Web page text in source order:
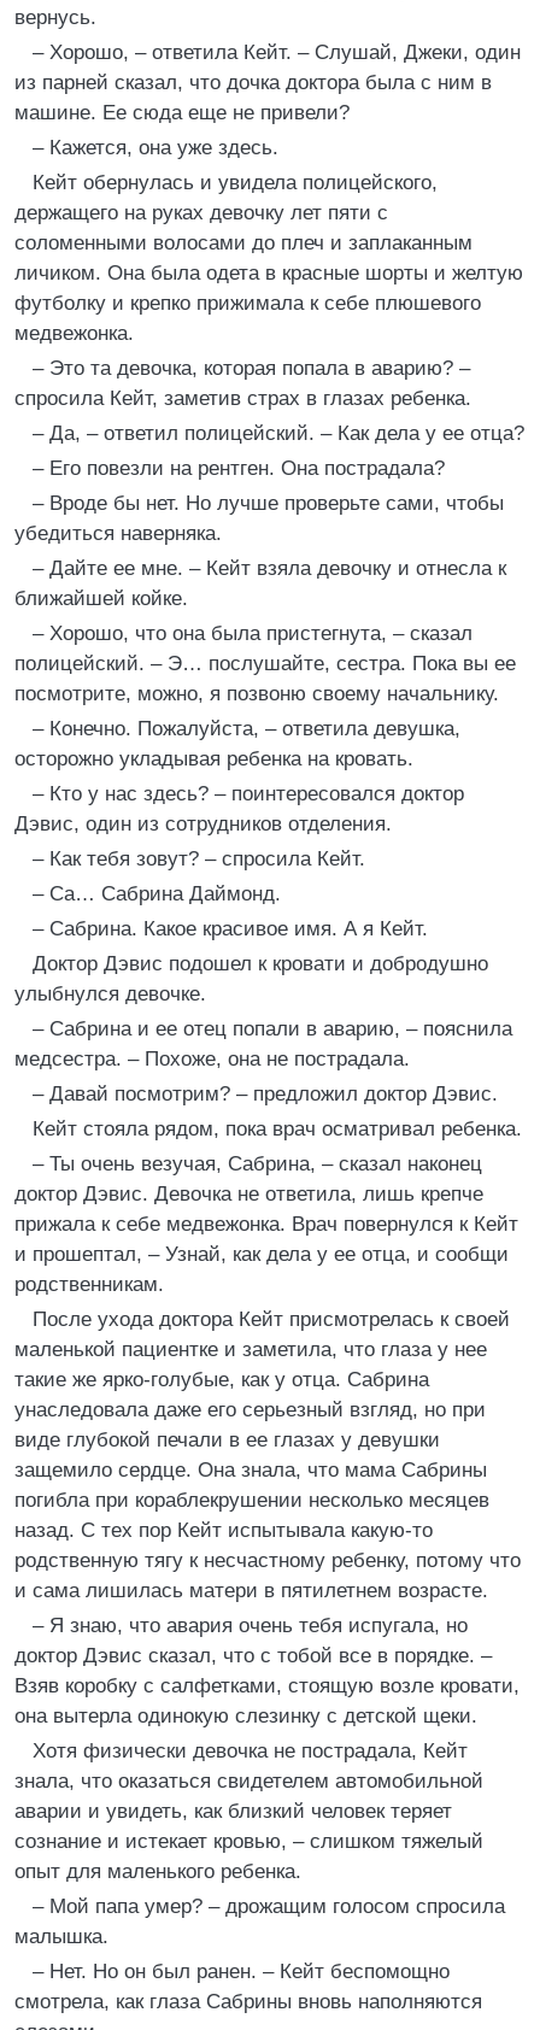
вернусь.
– Хорошо, – ответила Кейт. – Слушай, Джеки, один
из парней сказал, что дочка доктора была с ним в
машине. Ее сюда еще не привели?
– Кажется, она уже здесь.
Кейт обернулась и увидела полицейского,
держащего на руках девочку лет пяти с
соломенными волосами до плеч и заплаканным
личиком. Она была одета в красные шорты и желтую
футболку и крепко прижимала к себе плюшевого
медвежонка.
– Это та девочка, которая попала в аварию? –
спросила Кейт, заметив страх в глазах ребенка.
– Да, – ответил полицейский. – Как дела у ее отца?
– Его повезли на рентген. Она пострадала?
– Вроде бы нет. Но лучше проверьте сами, чтобы
убедиться наверняка.
– Дайте ее мне. – Кейт взяла девочку и отнесла к
ближайшей койке.
– Хорошо, что она была пристегнута, – сказал
полицейский. – Э… послушайте, сестра. Пока вы ее
посмотрите, можно, я позвоню своему начальнику.
– Конечно. Пожалуйста, – ответила девушка,
осторожно укладывая ребенка на кровать.
– Кто у нас здесь? – поинтересовался доктор
Дэвис, один из сотрудников отделения.
– Как тебя зовут? – спросила Кейт.
– Са… Сабрина Даймонд.
– Сабрина. Какое красивое имя. А я Кейт.
Доктор Дэвис подошел к кровати и добродушно
улыбнулся девочке.
– Сабрина и ее отец попали в аварию, – пояснила
медсестра. – Похоже, она не пострадала.
– Давай посмотрим? – предложил доктор Дэвис.
Кейт стояла рядом, пока врач осматривал ребенка.
– Ты очень везучая, Сабрина, – сказал наконец
доктор Дэвис. Девочка не ответила, лишь крепче
прижала к себе медвежонка. Врач повернулся к Кейт
и прошептал, – Узнай, как дела у ее отца, и сообщи
родственникам.
После ухода доктора Кейт присмотрелась к своей
маленькой пациентке и заметила, что глаза у нее
такие же ярко-голубые, как у отца. Сабрина
унаследовала даже его серьезный взгляд, но при
виде глубокой печали в ее глазах у девушки
защемило сердце. Она знала, что мама Сабрины
погибла при кораблекрушении несколько месяцев
назад. С тех пор Кейт испытывала какую-то
родственную тягу к несчастному ребенку, потому что
и сама лишилась матери в пятилетнем возрасте.
– Я знаю, что авария очень тебя испугала, но
доктор Дэвис сказал, что с тобой все в порядке. –
Взяв коробку с салфетками, стоящую возле кровати,
она вытерла одинокую слезинку с детской щеки.
Хотя физически девочка не пострадала, Кейт
знала, что оказаться свидетелем автомобильной
аварии и увидеть, как близкий человек теряет
сознание и истекает кровью, – слишком тяжелый
опыт для маленького ребенка.
– Мой папа умер? – дрожащим голосом спросила
малышка.
– Нет. Но он был ранен. – Кейт беспомощно
смотрела, как глаза Сабрины вновь наполняются